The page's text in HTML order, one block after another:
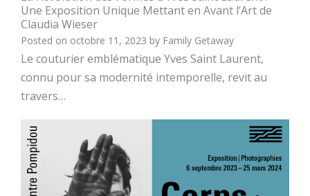
Une Exposition Unique Mettant en Avant l’Art de
Claudia Wieser
Posted on octobre 11, 2023 by Family Getaway
Le couturier emblématique Yves Saint Laurent,
connu pour sa modernité intemporelle, revit au
travers…